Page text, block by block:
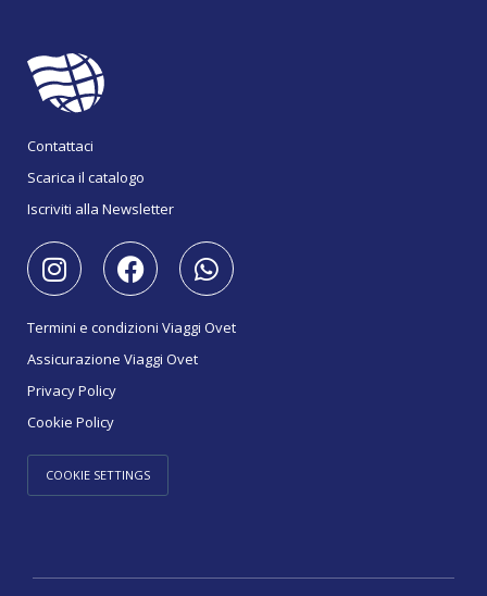
Contattaci
Scarica il catalogo
Iscriviti alla Newsletter
Termini e condizioni Viaggi Ovet
Assicurazione Viaggi Ovet
Privacy Policy
Cookie Policy
COOKIE SETTINGS